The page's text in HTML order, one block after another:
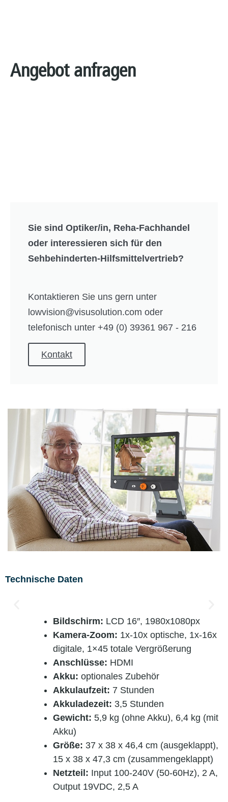
Angebot anfragen
Sie sind Optiker/in, Reha-Fachhandel
oder interessieren sich für den
Sehbehinderten-Hilfsmittelvertrieb?
Kontaktieren Sie uns gern unter
lowvision@visusolution.com oder
telefonisch unter +49 (0) 39361 967 - 216
Kontakt
Technische Daten
Bildschirm: LCD 16″, 1980x1080px
Kamera-Zoom: 1x-10x optische, 1x-16x
digitale, 1×45 totale Vergrößerung
Anschlüsse: HDMI
Akku: optionales Zubehör
Akkulaufzeit: 7 Stunden
Akkuladezeit: 3,5 Stunden
Gewicht: 5,9 kg (ohne Akku), 6,4 kg (mit
Akku)
Größe: 37 x 38 x 46,4 cm (ausgeklappt),
15 x 38 x 47,3 cm (zusammengeklappt)
Netzteil: Input 100-240V (50-60Hz), 2 A,
Output 19VDC, 2,5 A